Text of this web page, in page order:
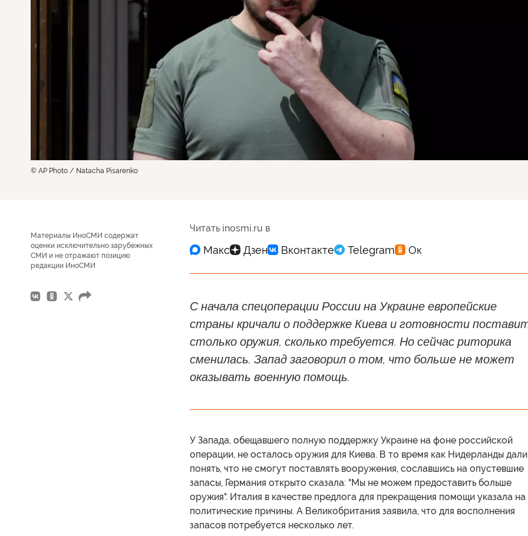
© AP Photo / Natacha Pisarenko
Материалы ИноСМИ содержат
оценки исключительно зарубежных
СМИ и не отражают позицию
редакции ИноСМИ
Читать inosmi.ru в
С начала спецоперации России на Украине европейские
страны кричали о поддержке Киева и готовности
столько оружия, сколько требуется. Но сейчас риторика
сменилась. Запад заговорил о том, что больше не может
оказывать военную помощь.
У Запада, обещавшего полную поддержку Украине на фоне российской
операции, не осталось оружия для Киева. В то время как Нидерланды дали
понять, что не смогут поставлять вооружения, сославшись на опустевшие
запасы, Германия открыто сказала: "Мы не можем предоставить больше
оружия". Италия в качестве предлога для прекращения помощи указала на
политические причины. А Великобритания заявила, что для восполнения
запасов потребуется несколько лет.